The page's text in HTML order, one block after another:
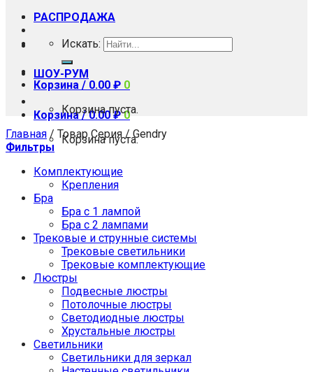
РАСПРОДАЖА
ШОУ-РУМ
Корзина /0.00₽ 0
Корзина пуста.
Искать:
Корзина / 0.00 ₽ 0
Корзина пуста.
Главная / Товар Серия/Gendry
Фильтры
Комплектующие
Крепления
Бра
Бра с 1 лампой
Бра с 2 лампами
Трековые и струнные системы
Трековые светильники
Трековые комплектующие
Люстры
Подвесные люстры
Потолочные люстры
Светодиодные люстры
Хрустальные люстры
Светильники
Светильники для зеркал